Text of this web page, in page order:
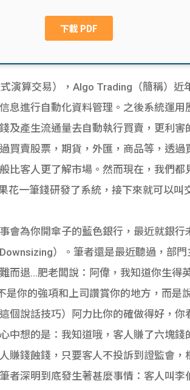
演算交易），Algo Trading（簡稱）近
息進行自動化資料管理。之後系統運
及產生流通量去自動執行買賣，更利害
買賣股票，期貨，外匯，商品等，透
比客人更了解市場。然而現在，我們
花一筆錢研發了系統，接下來就可以叫
會為你開傘子的藍色銀行，最近就銀
）。筆者還是最近聽過，部
而退…肥老闆說：阿偉，我知道你生得
你的強項和上司讚賞你的地方，而是
個說話技巧）阿力比你的確做得好，
中想的是：我知道哦，客人賺了六塊
賺錢蝕錢，只要客人不投訴到證監會
者深明到底發生著甚麼事情：客人叫